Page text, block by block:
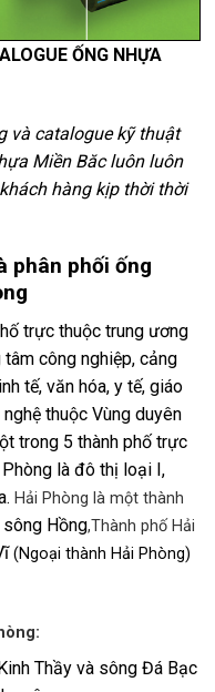
ỐNG NHỰA
và catalogue kỹ thuật
Miền Băc luôn luôn
hàng kịp thời thời
phân phối ống
trực thuộc trung ương
công nghiệp, cảng
tế, văn hóa, y tế, giáo
thuộc Vùng duyên
trong 5 thành phố trực
là đô thị loại I,
Hải Phòng là một thành
Hồng,Thành phố Hải
(Ngoại thành Hải Phòng)
Thầy và sông Đá Bạc